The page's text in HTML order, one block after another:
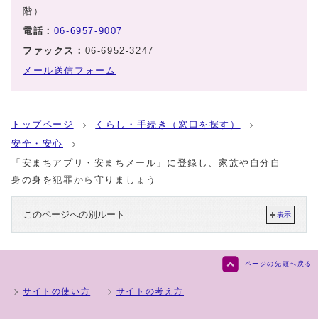
階）
電話： 06-6957-9007
ファックス： 06-6952-3247
メール送信フォーム
トップページ
くらし・手続き（窓口を探す）
安全・安心
「安まちアプリ・安まちメール」に登録し、家族や自分自
身の身を犯罪から守りましょう
このページへの別ルート 表示
ページの先頭へ戻る
サイトの使い方 サイトの考え方